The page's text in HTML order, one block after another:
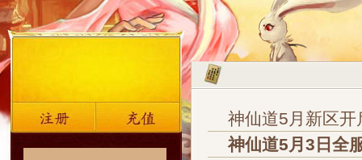
神仙道5月新区
神仙道5月3日全